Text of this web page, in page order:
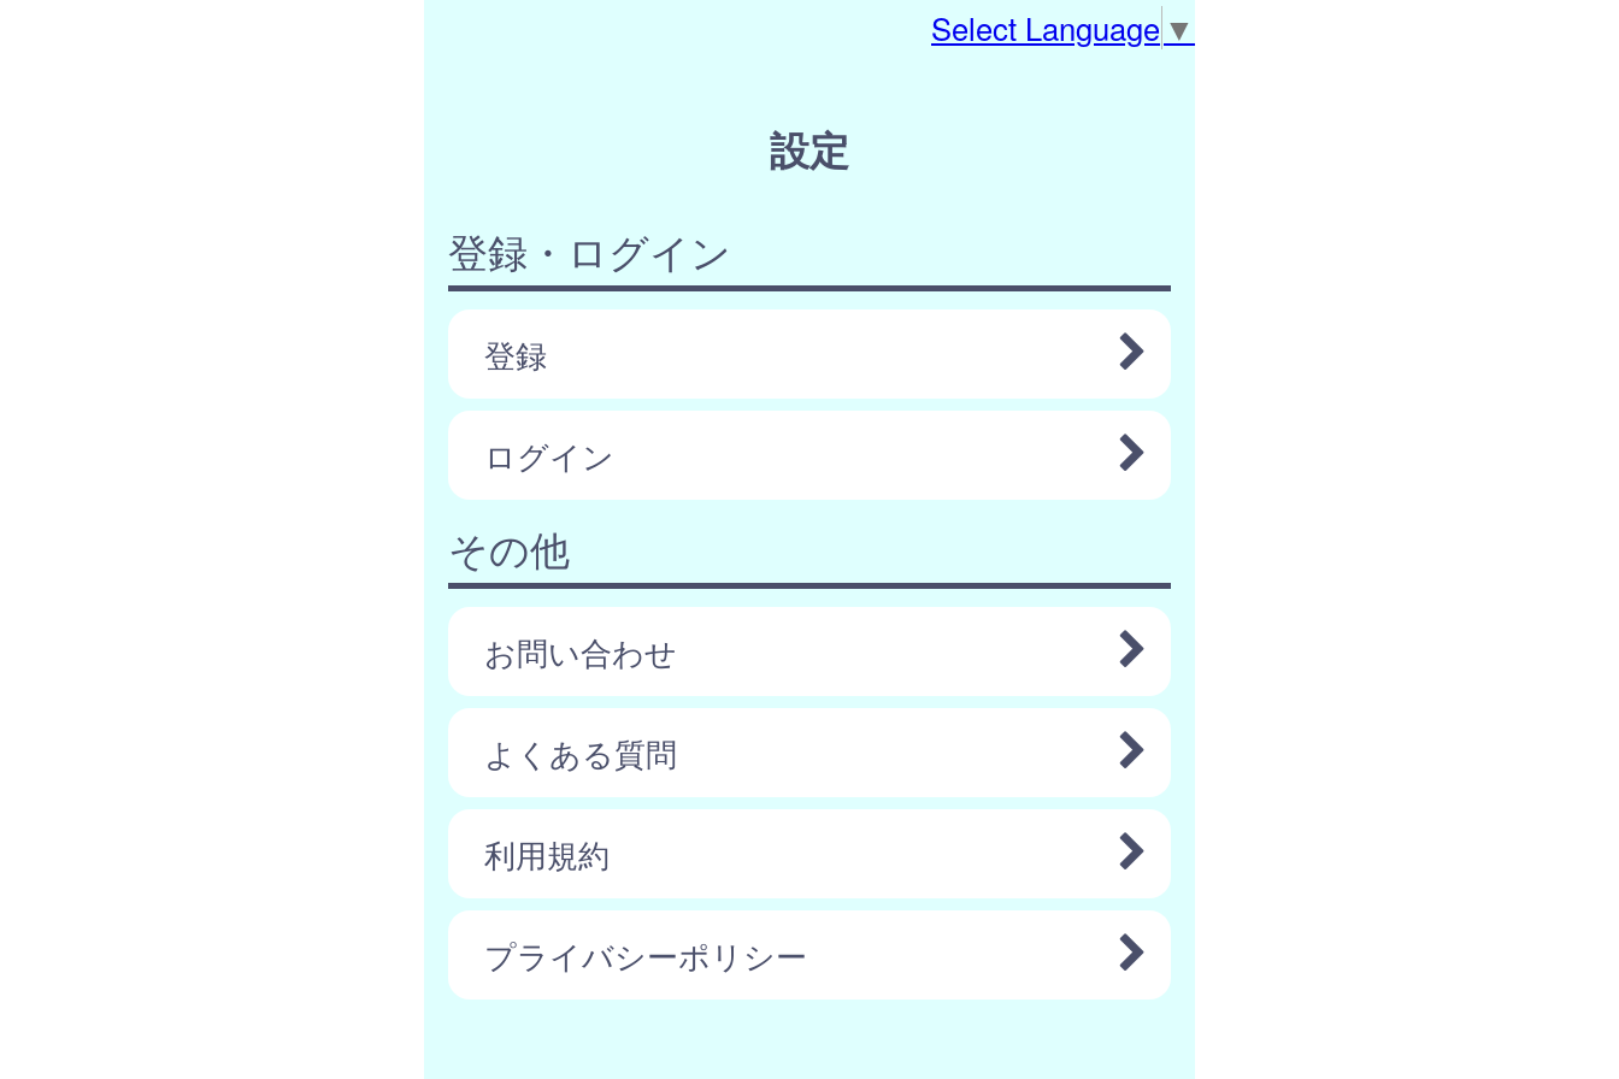
Select Language ▼
設定
登録・ログイン
登録
ログイン
その他
お問い合わせ
よくある質問
利用規約
プライバシーポリシー